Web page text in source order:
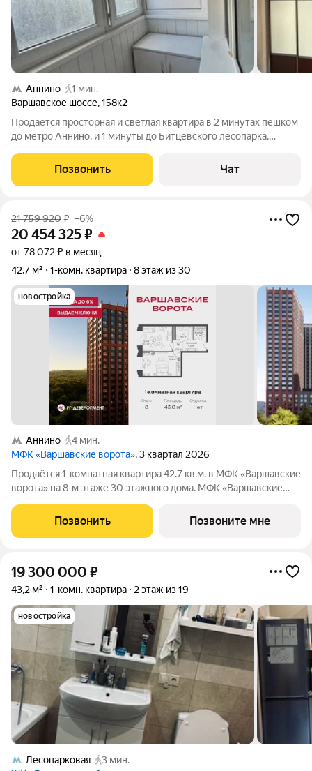
Аннино
1 мин.
Варшавское шоссе,158к2
Продается просторная и светлая квартира в 2 минутах пешком
до метро Аннино, и 1 минуты до Битцевского лесопарка.
просторная спальня площадью 19 метров плюс застекленный
балкон с зоной хранения .
Позвонить Чат
21 759 920₽ –6%
20 454 325₽
от 78 072 ₽ в месяц
42,7 м²
1-комн. квартира 8 этаж из 30
новостройка
Аннино
4 мин.
МФК «Варшавские ворота», 3 квартал 2026
Продаётся 1-комнатная квартира 42.7 кв.м. в МФК «Варшавские
ворота» на 8-м этаже 30 этажного дома. МФК «Варшавские
и функциональностью, жизнью сегодня и устойчивым
будущим. Коротко о важном:
Позвонить Позвоните мне
19 300 000 ₽
43,2 м² 1-комн. квартира 2 этаж из 19
новостройка
Лесопарковая
3 мин.